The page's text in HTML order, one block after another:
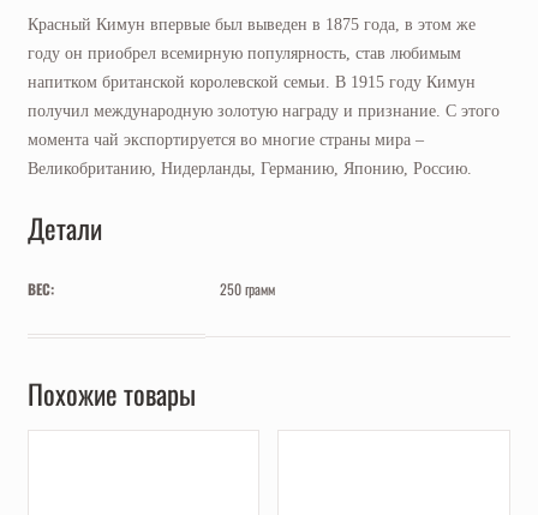
Красный Кимун впервые был выведен в 1875 года, в этом же
году он приобрел всемирную популярность, став любимым
напитком британской королевской семьи. В 1915 году Кимун
получил международную золотую награду и признание. С этого
момента чай экспортируется во многие страны мира –
Великобританию, Нидерланды, Германию, Японию, Россию.
Детали
ВЕС: 250 грамм
Похожие товары